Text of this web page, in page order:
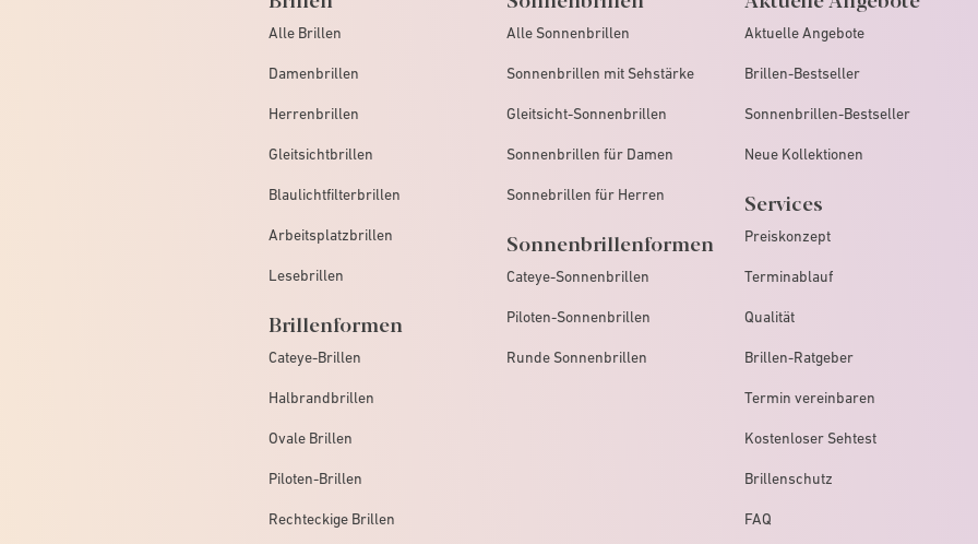
Alle Brillen
Damenbrillen
Herrenbrillen
Gleitsichtbrillen
Blaulichtfilterbrillen
Arbeitsplatzbrillen
Lesebrillen
Brillenformen
Cateye-Brillen
Halbrandbrillen
Ovale Brillen
Piloten-Brillen
Rechteckige Brillen
Alle Sonnenbrillen
Sonnenbrillen mit Sehstärke
Gleitsicht-Sonnenbrillen
Sonnenbrillen für Damen
Sonnebrillen für Herren
Sonnenbrillenformen
Cateye-Sonnenbrillen
Piloten-Sonnenbrillen
Runde Sonnenbrillen
Aktuelle Angebote
Brillen-Bestseller
Sonnenbrillen-Bestseller
Neue Kollektionen
Services
Preiskonzept
Terminablauf
Qualität
Brillen-Ratgeber
Termin vereinbaren
Kostenloser Sehtest
Brillenschutz
FAQ